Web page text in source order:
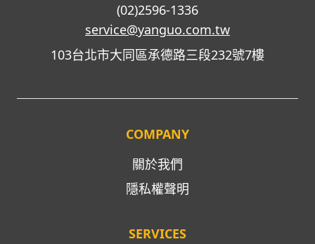
(02)2596-1336
service@yanguo.com.tw
103台北市大同區承德路三段232號7樓
COMPANY
關於我們
隱私權聲明
SERVICES